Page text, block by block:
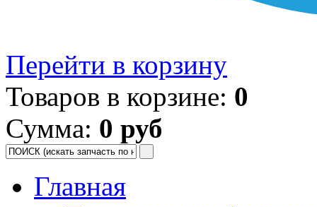
Перейти в корзину
Товаров в корзине: 0
Сумма: 0 руб
Главная